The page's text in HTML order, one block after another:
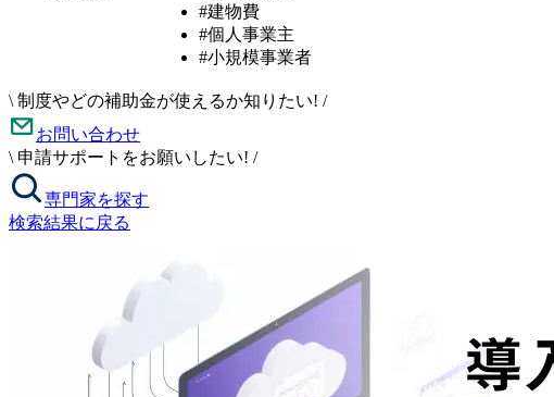
#建物費
#個人事業主
#小規模事業者
\ 制度やどの補助金が使えるか知りたい! /
お問い合わせ
\ 申請サポートをお願いしたい! /
専門家を探す
検索結果に戻る